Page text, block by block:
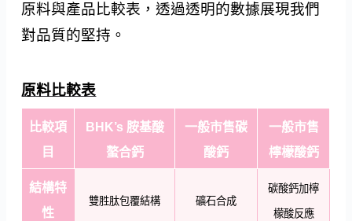
原料與產品比較表，透過透明的數據展現我們
對品質的堅持。
原料比較表
比較項
目
BHK’s 胺基酸
螯合鈣
一般市售碳
酸鈣
一般市售
檸檬酸鈣
結構特
性
雙胜肽包覆結構 礦石合成
碳酸鈣加檸
檬酸反應